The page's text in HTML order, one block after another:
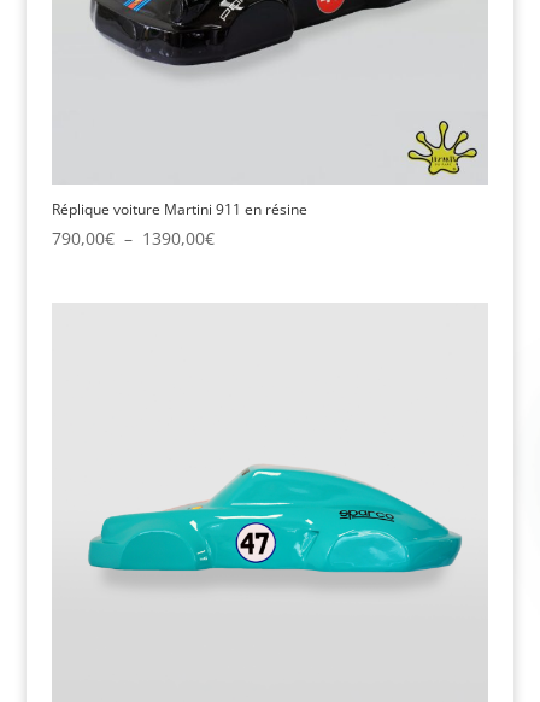
Réplique voiture Martini 911 en résine
790,00€ – 1390,00€Plage